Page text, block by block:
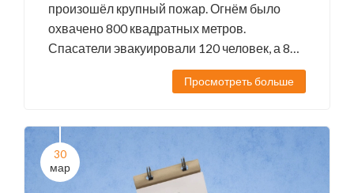
произошёл крупный пожар. Огнём было
охвачено 800 квадратных метров.
Спасатели эвакуировали 120 человек, а 80
были спасены с верхних этажей. Трое
госпитализированы с отравлением дымом.
признали проблемы с электропроводкой.
Просмотреть больше
30
мар